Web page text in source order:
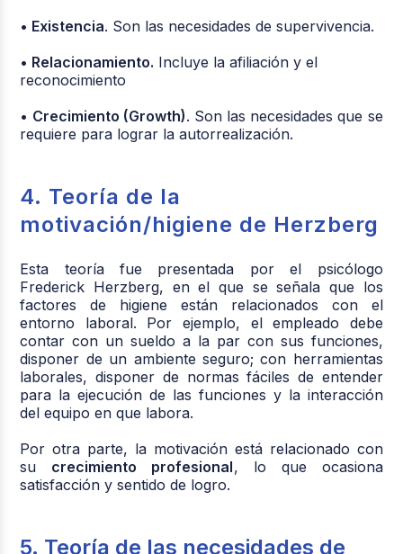
• Existencia. Son las necesidades de supervivencia.
• Relacionamiento. Incluye la afiliación y el
reconocimiento
• Crecimiento (Growth). Son las necesidades que se
requiere para lograr la autorrealización.
4. Teoría de la
motivación/higiene de Herzberg
Esta teoría fue presentada por el psicólogo
Frederick Herzberg, en el que se señala que los
factores de higiene están relacionados con el
entorno laboral. Por ejemplo, el empleado debe
contar con un sueldo a la par con sus funciones,
disponer de un ambiente seguro; con herramientas
laborales, disponer de normas fáciles de entender
para la ejecución de las funciones y la interacción
del equipo en que labora.
Por otra parte, la motivación está relacionado con
su crecimiento profesional, lo que ocasiona
satisfacción y sentido de logro.
5. Teoría de las necesidades de